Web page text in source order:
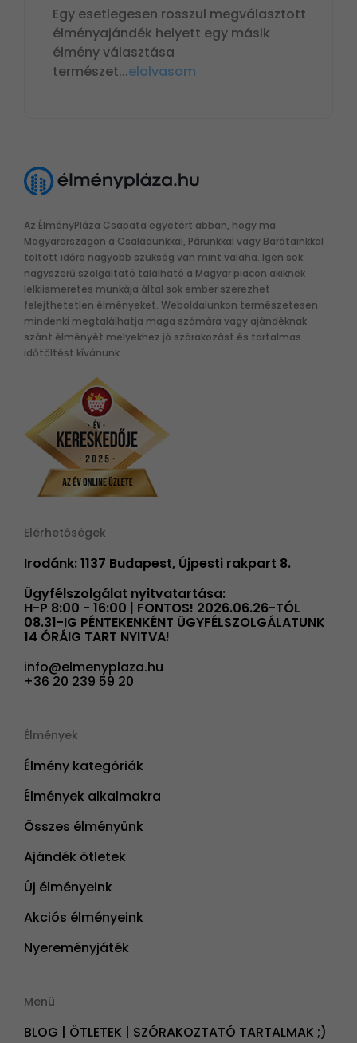
Egy esetlegesen rosszul megválasztott
élményajándék helyett egy másik
élmény választása
természet...elolvasom
Az ÉlményPláza Csapata egyetért abban, hogy ma
Magyarországon a Családunkkal, Párunkkal vagy Barátainkkal
töltött időre nagyobb szükség van mint valaha. Igen sok
nagyszerű szolgáltató található a Magyar piacon akiknek
lelkiismeretes munkája által sok ember szerezhet
felejthetetlen élményeket. Weboldalunkon természetesen
mindenki megtalálhatja maga számára vagy ajándéknak
szánt élményét melyekhez jó szórakozást és tartalmas
időtöltést kívánunk.
Elérhetőségek
Irodánk: 1137 Budapest, Újpesti rakpart 8.
Ügyfélszolgálat nyitvatartása:
H-P 8:00 - 16:00 | FONTOS! 2026.06.26-TÓL
08.31-IG PÉNTEKENKÉNT ÜGYFÉLSZOLGÁLATUNK
14 ÓRÁIG TART NYITVA!
info@elmenyplaza.hu
+36 20 239 59 20
Élmények
Élmény kategóriák
Élmények alkalmakra
Összes élményünk
Ajándék ötletek
Új élményeink
Akciós élményeink
Nyereményjáték
Menü
BLOG | ÖTLETEK | SZÓRAKOZTATÓ TARTALMAK ;)